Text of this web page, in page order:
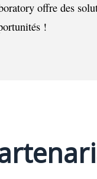
offre des
!